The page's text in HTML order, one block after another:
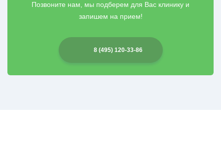
Позвоните нам, мы подберем для Вас клинику и
запишем на прием!
8 (495) 120-33-86